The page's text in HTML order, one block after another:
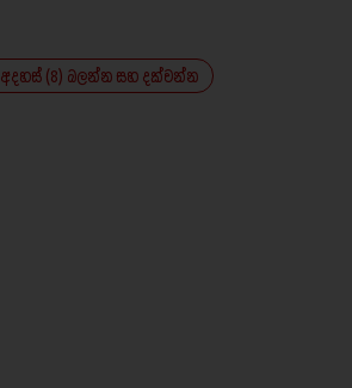
අදහස් (8) බලන්න සහ දක්වන්න